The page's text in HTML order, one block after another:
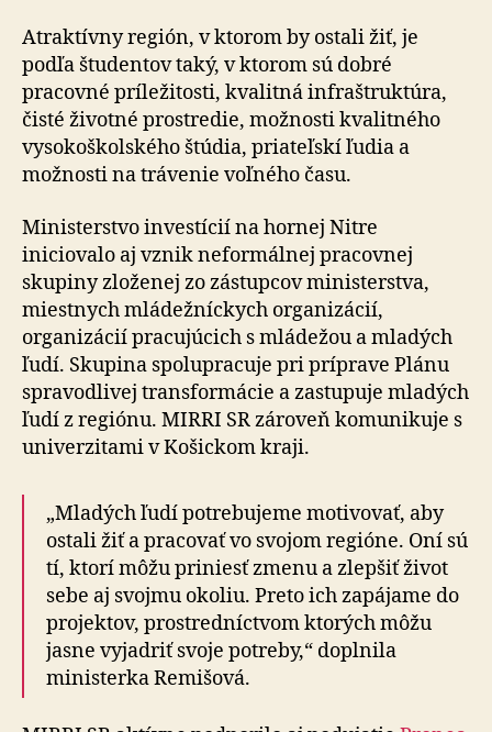
Atraktívny región, v ktorom by ostali žiť, je
podľa študentov taký, v ktorom sú dobré
pracovné príležitosti, kvalitná infraštruktúra,
čisté životné prostredie, možnosti kvalitného
vysokoškolského štúdia, priateľskí ľudia a
možnosti na trávenie voľného času.
Ministerstvo investícií na hornej Nitre
iniciovalo aj vznik neformálnej pracovnej
skupiny zloženej zo zástupcov ministerstva,
miestnych mládežníckych organizácií,
organizácií pracujúcich s mládežou a mladých
ľudí. Skupina spolupracuje pri príprave Plánu
spravodlivej transformácie a zastupuje mladých
ľudí z regiónu. MIRRI SR zároveň komunikuje s
univerzitami v Košickom kraji.
„Mladých ľudí potrebujeme motivovať, aby
ostali žiť a pracovať vo svojom regióne. Oní sú
tí, ktorí môžu priniesť zmenu a zlepšiť život
sebe aj svojmu okoliu. Preto ich zapájame do
projektov, prostredníctvom ktorých môžu
jasne vyjadriť svoje potreby,“ doplnila
ministerka Remišová.